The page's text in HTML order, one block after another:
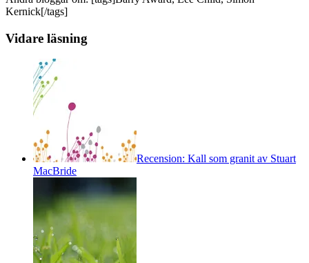
Kernick[/tags]
Vidare läsning
Recension: Kall som granit av Stuart
MacBride